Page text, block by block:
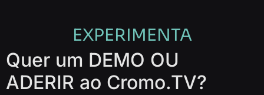
EXPERIMENTA
Quer um DEMO OU
ADERIR ao Cromo.TV?